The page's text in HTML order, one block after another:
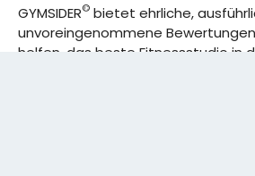
GYMSIDER© bietet ehrliche,
unvoreingenommene
helfen, das beste Fitnessstudio in